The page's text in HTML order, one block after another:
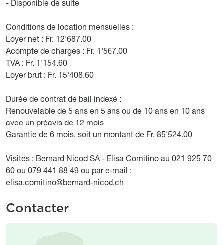
- Disponible de suite
Conditions de location mensuelles :
Loyer net : Fr. 12'687.00
Acompte de charges : Fr. 1'567.00
TVA : Fr. 1'154.60
Loyer brut : Fr. 15'408.60
Durée de contrat de bail indexé :
Renouvelable de 5 ans en 5 ans ou de 10 ans en 10 ans
avec un préavis de 12 mois
Garantie de 6 mois, soit un montant de Fr. 85'524.00
Visites : Bernard Nicod SA - Elisa Comitino au 021 925 70
60 ou 079 441 88 49 ou par e-mail :
elisa.comitino@bernard-nicod.ch
Contacter